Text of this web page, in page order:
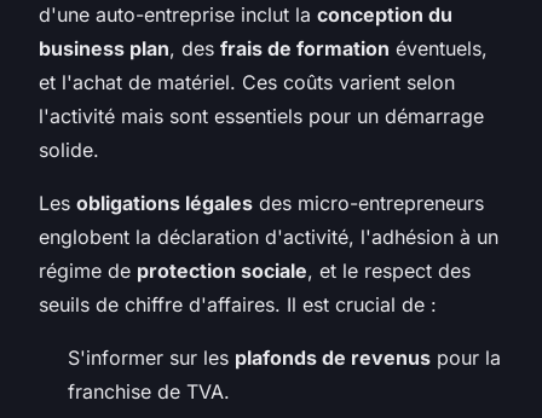
d'une auto-entreprise inclut la conception du
business plan, des frais de formation éventuels,
et l'achat de matériel. Ces coûts varient selon
l'activité mais sont essentiels pour un démarrage
solide.
Les obligations légales des micro-entrepreneurs
englobent la déclaration d'activité, l'adhésion à un
régime de protection sociale, et le respect des
seuils de chiffre d'affaires. Il est crucial de :
S'informer sur les plafonds de revenus pour la
franchise de TVA.